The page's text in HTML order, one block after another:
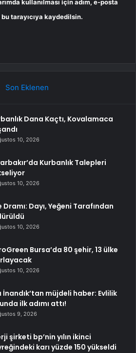
kullanılması için adım, e-posta
tarayıcıya kaydedilsin.
Son Eklenen
Dana Kaçtı, Kovalamaca
10, 2026
Kurbanlık Talepleri
10, 2026
Dramı: Dayı, Yeğeni Tarafından
10, 2026
Bursa’da 80 şehir, 13 ülke
10, 2026
İnandık’tan müjdeli haber: Evlilik
ilk adımı attı!
9, 2026
şirketi bp’nin yılın ikinci
karı yüzde 150 yükseldi